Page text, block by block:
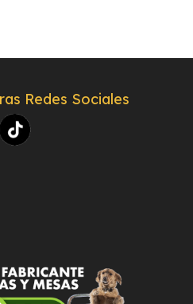
Redes Sociales